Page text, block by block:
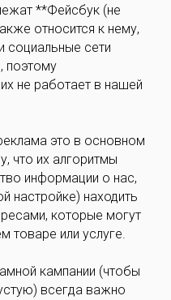
**Фейсбук (не
относится к нему,
социальные сети
поэтому
не работает в нашей
это в основном
что их алгоритмы
информации о нас,
настройке) находить
которые могут
товаре или услуге.
кампании (чтобы
всегда важно